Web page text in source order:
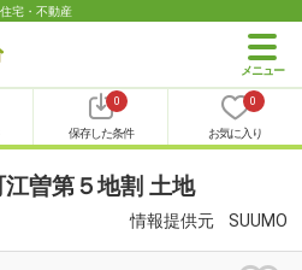
宅・不動産
0
保存した条件
0
お気に入り
曽第５地割 土地
情報提供元 SUUMO